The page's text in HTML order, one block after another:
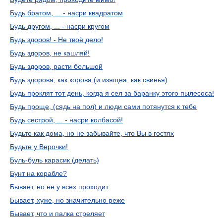
Будь братом, ... - насри квадратом
Будь другом, ... - насри кругом
Будь здоров! - Не твоё дело!
Будь здоров, не кашляй!
Будь здоров, расти большой
Будь здорова, как корова (и изящна, как свинья)
Будь проклят тот день, когда я сел за баранку этого пылесоса!
Будь проще, (сядь на пол) и люди сами потянутся к тебе
Будь сестрой, ... - насри колбасой!
Будьте как дома, но не забывайте, что Вы в гостях
Будьте у Верочки!
Буль-буль карасик (делать)
Бунт на корабле?
Бывает, но не у всех проходит
Бывает, хуже, но значительно реже
Бывает, что и палка стреляет